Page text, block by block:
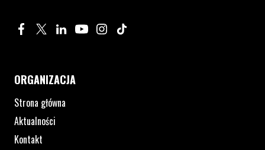
Profil na Facebook. Strona otwiera się w nowym oknie.
Profil na Twitter. Strona otwiera się w nowym oknie.
Profil na LinkedIn. Strona otwiera się w nowym oknie.
Profil na YouTube. Strona otwiera się w nowym
Profil na Instagram. Strona otwiera się
ORGANIZACJA
Strona główna
Aktualności
Kontakt